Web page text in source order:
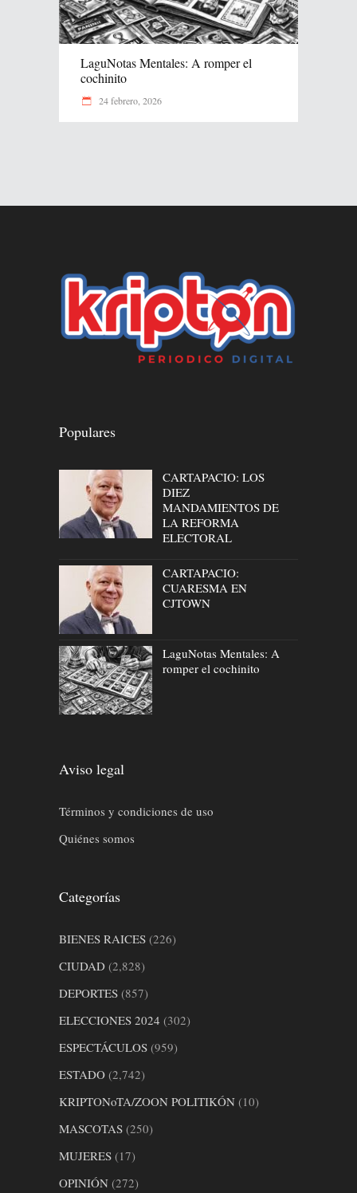
LaguNotas Mentales: A romper el
cochinito
24 febrero, 2026
Populares
CARTAPACIO: LOS
DIEZ
MANDAMIENTOS DE
LA REFORMA
ELECTORAL
CARTAPACIO:
CUARESMA EN
CJTOWN
LaguNotas Mentales: A
romper el cochinito
Aviso legal
Términos y condiciones de uso
Quiénes somos
Categorías
BIENES RAICES (226)
CIUDAD (2,828)
DEPORTES (857)
ELECCIONES 2024 (302)
ESPECTÁCULOS (959)
ESTADO (2,742)
KRIPTONoTA/ZOON POLITIKÓN (10)
MASCOTAS (250)
MUJERES (17)
OPINIÓN (272)